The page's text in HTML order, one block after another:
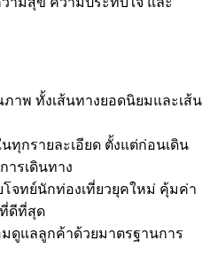
าพ ทั้งเส้นทางยอดนิยมและเส้น
ทุกรายละเอียด ตั้งแต่ก่อนเดิน
ารเดินทาง
จทย์นักท่องเที่ยวยุคใหม่ คุ้มค่า
ดีที่สุด
ดูแลลูกค้าด้วยมาตรฐานการ